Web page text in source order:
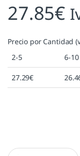
27.85€
Precio por Cantidad
2-5
6-10
27.29€
Shiny O3045 - 30x45